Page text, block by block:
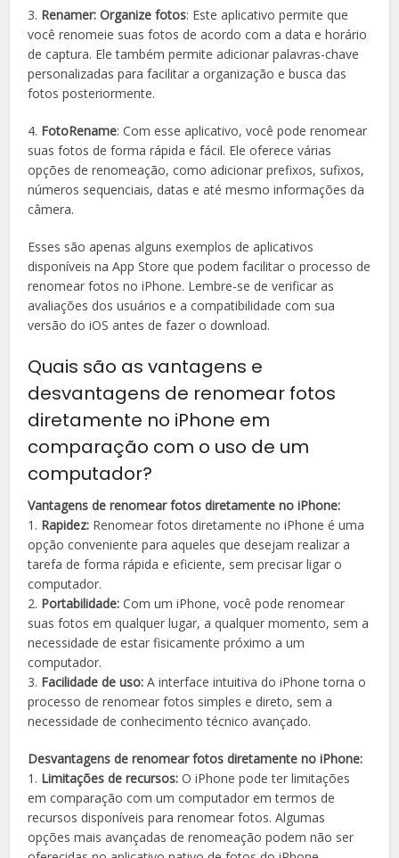
3. Renamer: Organize fotos: Este aplicativo permite que
você renomeie suas fotos de acordo com a data e horário
de captura. Ele também permite adicionar palavras-chave
personalizadas para facilitar a organização e busca das
fotos posteriormente.
4. FotoRename: Com esse aplicativo, você pode renomear
suas fotos de forma rápida e fácil. Ele oferece várias
opções de renomeação, como adicionar prefixos, sufixos,
números sequenciais, datas e até mesmo informações da
câmera.
Esses são apenas alguns exemplos de aplicativos
disponíveis na App Store que podem facilitar o processo de
renomear fotos no iPhone. Lembre-se de verificar as
avaliações dos usuários e a compatibilidade com sua
versão do iOS antes de fazer o download.
Quais são as vantagens e
desvantagens de renomear fotos
diretamente no iPhone em
comparação com o uso de um
computador?
Vantagens de renomear fotos diretamente no iPhone:
1. Rapidez: Renomear fotos diretamente no iPhone é uma
opção conveniente para aqueles que desejam realizar a
tarefa de forma rápida e eficiente, sem precisar ligar o
computador.
2. Portabilidade: Com um iPhone, você pode renomear
suas fotos em qualquer lugar, a qualquer momento, sem a
necessidade de estar fisicamente próximo a um
computador.
3. Facilidade de uso: A interface intuitiva do iPhone torna o
processo de renomear fotos simples e direto, sem a
necessidade de conhecimento técnico avançado.
Desvantagens de renomear fotos diretamente no iPhone:
1. Limitações de recursos: O iPhone pode ter limitações
em comparação com um computador em termos de
recursos disponíveis para renomear fotos. Algumas
opções mais avançadas de renomeação podem não ser